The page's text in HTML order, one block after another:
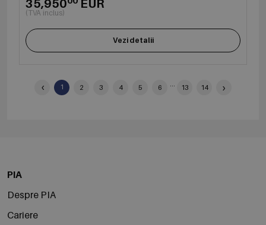
35,950 EUR
(TVA inclus)
Vezi detalii
‹ 1 2 3 4 5 6 ... 13 14 ›
PIA
Despre PIA
Cariere